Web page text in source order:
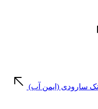
سارودی (ایمن آب)